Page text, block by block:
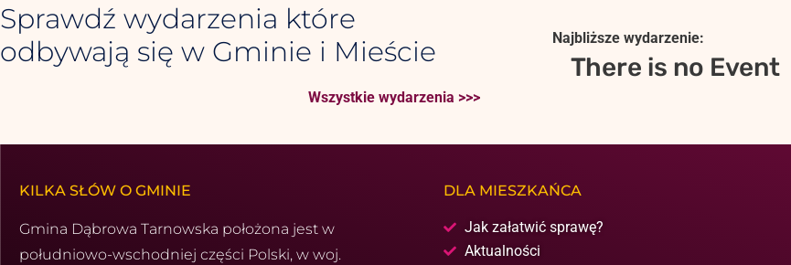
Sprawdź wydarzenia które
odbywają się w Gminie i Mieście
Wszystkie wydarzenia >>>
Najbliższe wydarzenie:
There is no Event
KILKA SŁÓW O GMINIE
Gmina Dąbrowa Tarnowska położona jest w
południowo-wschod­niej części Polski, w woj.
DLA MIESZKAŃCA
Jak załatwić sprawę?
Aktualności